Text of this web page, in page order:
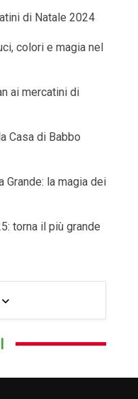
di Natale 2024
colori e magia nel
ai mercatini di
Casa di Babbo
Grande: la magia dei
torna il più grande